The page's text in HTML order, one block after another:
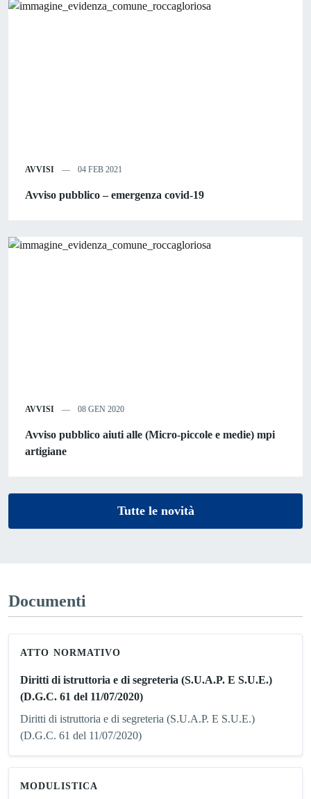
AVVISI 04 FEB 2021
Avviso pubblico – emergenza covid-19
AVVISI 08 GEN 2020
Avviso pubblico aiuti alle (Micro-piccole e medie) mpi
artigiane
Tutte le novità
Documenti
ATTO NORMATIVO
Diritti di istruttoria e di segreteria (S.U.A.P. E S.U.E.)
(D.G.C. 61 del 11/07/2020)
Diritti di istruttoria e di segreteria (S.U.A.P. E S.U.E.)
(D.G.C. 61 del 11/07/2020)
MODULISTICA